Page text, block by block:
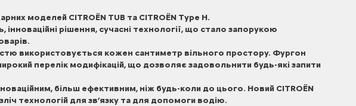
моделей CITROЁN TUB та CITROЁN Type H.
рішення, сучасні технології, що стало запорукою
використовується кожен сантиметр вільного простору. Фургон
перелік модифікацій, що дозволяє задовольнити будь-які запити
більш ефективним, ніж будь-коли до цього. Новий CITROЁN
технологій для зв’язку та для допомоги водію.